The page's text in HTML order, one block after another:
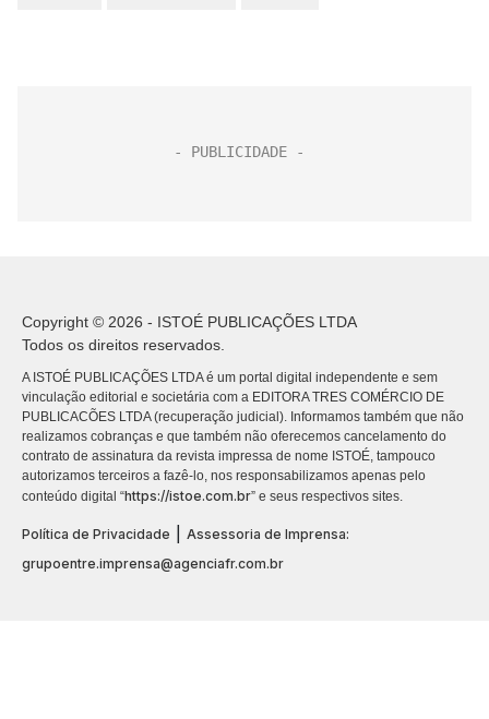
Copyright © 2026 - ISTOÉ PUBLICAÇÕES LTDA
Todos os direitos reservados.
A ISTOÉ PUBLICAÇÕES LTDA é um portal digital independente e sem
vinculação editorial e societária com a EDITORA TRES COMÉRCIO DE
PUBLICACÕES LTDA (recuperação judicial). Informamos também que não
realizamos cobranças e que também não oferecemos cancelamento do
contrato de assinatura da revista impressa de nome ISTOÉ, tampouco
autorizamos terceiros a fazê-lo, nos responsabilizamos apenas pelo
conteúdo digital “https://istoe.com.br” e seus respectivos sites.
Política de Privacidade | Assessoria de Imprensa:
grupoentre.imprensa@agenciafr.com.br